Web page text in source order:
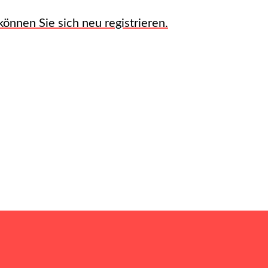
Sie sich neu registrieren.